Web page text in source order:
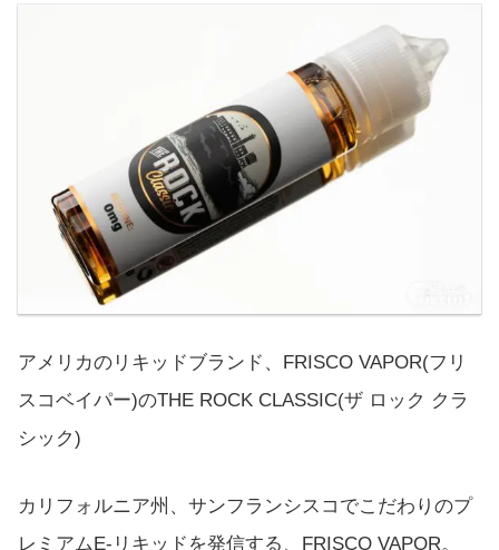
アメリカのリキッドブランド、FRISCO VAPOR(フリ
スコベイパー)のTHE ROCK CLASSIC(ザ ロック クラ
シック)
カリフォルニア州、サンフランシスコでこだわりのプ
レミアムE-リキッドを発信する、FRISCO VAPOR。